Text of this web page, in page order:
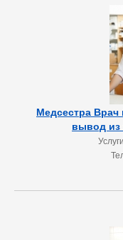
Медсестра Врач
вывод из
Услуги